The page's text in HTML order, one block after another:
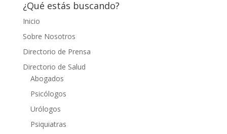
¿Qué estás buscando?
Inicio
Sobre Nosotros
Directorio de Prensa
Directorio de Salud
Abogados
Psicólogos
Urólogos
Psiquiatras